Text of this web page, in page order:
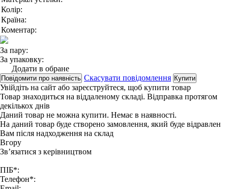
Колір:
Країна:
Коментар:
За пару:
За упаковку:
Додати в обране
Повідомити про наявність Скасувати повідомлення Купити
Увійдіть на сайт або зареєструйтеся, щоб купити товар
Товар знаходиться на віддаленому складі. Відправка протягом
декількох днів
Даний товар не можна купити. Немає в наявності.
На даний товар буде створено замовлення, який буде відравлен
Вам після надходження на склад
Вгору
Зв’язатися з керівництвом
ПІБ*:
Телефон*: